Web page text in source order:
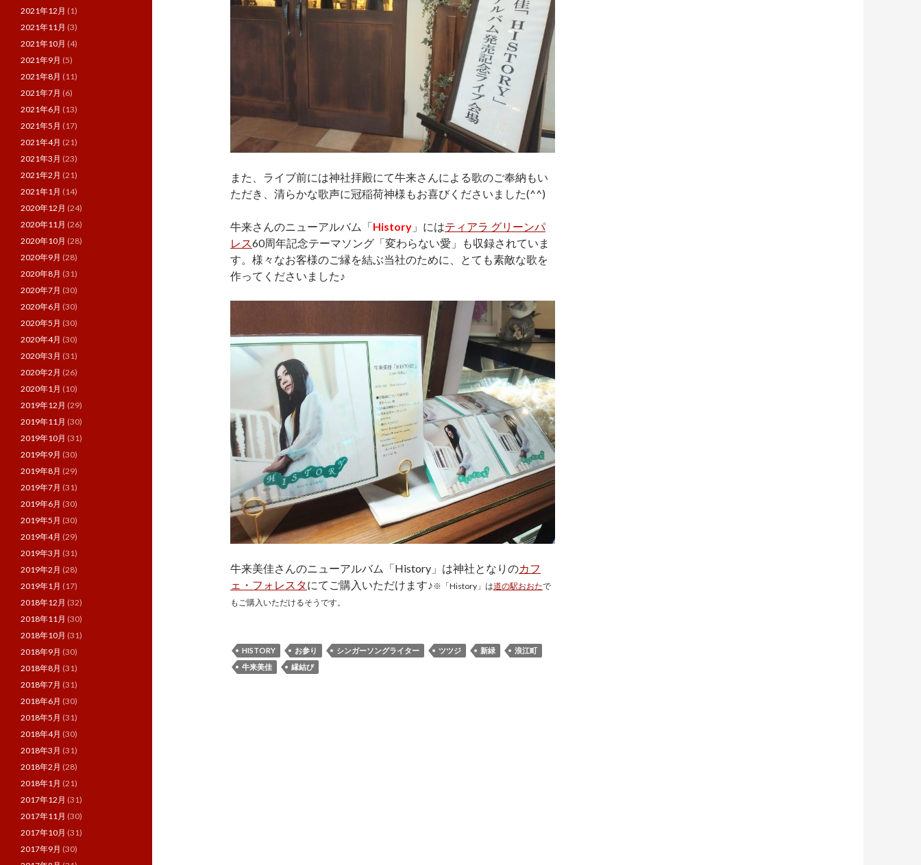
また、ライブ前には神社拝殿にて牛来さんによる歌のご奉納もい
ただき、清らかな歌声に冠稲荷神様もお喜びくださいました(^^)
牛来さんのニューアルバム「History 」にはティアラ グリーンパ
レス60周年記念テーマソング「変わらない愛」も収録されていま
す。様々なお客様のご縁を結ぶ当社のために、とても素敵な歌を
作ってくださいました♪
牛来美佳さんのニューアルバム「History」は神社となりのカフ
ェ・フォレスタにてご購入いただけます♪※「History」は道の駅おおたで
もご購入いただけるそうです。
HISTORY お参り シンガーソングライター ツツジ 新緑
浪江町
牛来美佳
縁結び
2021年12月 (1)
2021年11月 (3)
2021年10月 (4)
2021年9月 (5)
2021年8月 (11)
2021年7月 (6)
2021年6月 (13)
2021年5月 (17)
2021年4月 (21)
2021年3月 (23)
2021年2月 (21)
2021年1月 (14)
2020年12月 (24)
2020年11月 (26)
2020年10月 (28)
2020年9月 (28)
2020年8月 (31)
2020年7月 (30)
2020年6月 (30)
2020年5月 (30)
2020年4月 (30)
2020年3月 (31)
2020年2月 (26)
2020年1月 (10)
2019年12月 (29)
2019年11月 (30)
2019年10月 (31)
2019年9月 (30)
2019年8月 (29)
2019年7月 (31)
2019年6月 (30)
2019年5月 (30)
2019年4月 (29)
2019年3月 (31)
2019年2月 (28)
2019年1月 (17)
2018年12月 (32)
2018年11月 (30)
2018年10月 (31)
2018年9月 (30)
2018年8月 (31)
2018年7月 (31)
2018年6月 (30)
2018年5月 (31)
2018年4月 (30)
2018年3月 (31)
2018年2月 (28)
2018年1月 (21)
2017年12月 (31)
2017年11月 (30)
2017年10月 (31)
2017年9月 (30)